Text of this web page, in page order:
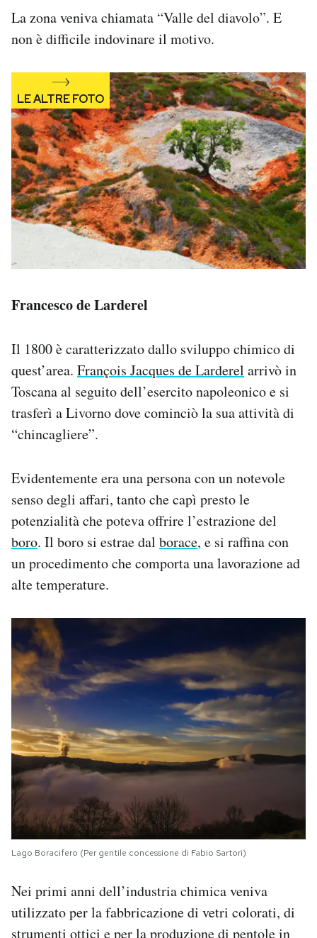
La zona veniva chiamata “Valle del diavolo”. E
non è difficile indovinare il motivo.
Francesco de Larderel
Il 1800 è caratterizzato dallo sviluppo chimico di
quest’area. François Jacques de Larderel arrivò in
Toscana al seguito dell’esercito napoleonico e si
trasferì a Livorno dove cominciò la sua attività di
“chincagliere”.
Evidentemente era una persona con un notevole
senso degli affari, tanto che capì presto le
potenzialità che poteva offrire l’estrazione del
boro. Il boro si estrae dal borace, e si raffina con
un procedimento che comporta una lavorazione ad
alte temperature.
Lago Boracifero (Per gentile concessione di Fabio Sartori)
Nei primi anni dell’industria chimica veniva
utilizzato per la fabbricazione di vetri colorati, di
strumenti ottici e per la produzione di pentole in